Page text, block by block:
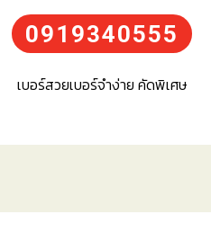
0919340555
เบอร์สวยเบอร์จำง่าย คัดพิเศษ